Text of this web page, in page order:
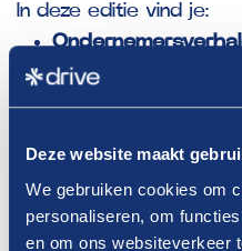
Deze website maakt
We gebruiken cookies om
personaliseren, om
en om ons websiteverkeer
In deze editie vind je:
inspirerende
over oa kansen
Vaste rubriekenals
Koppes, de Family
Antoine Meijer en